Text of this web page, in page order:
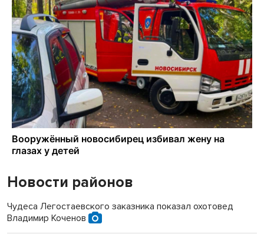
Новости районов
Чудеса Легостаевского заказника показал охотовед
Владимир Коченов